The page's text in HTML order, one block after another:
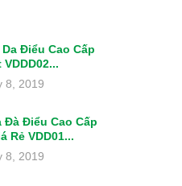
Điểu Cao Cấp
8, 2019
Đà Điểu Cao Cấp
Rẻ VDD01...
8, 2019